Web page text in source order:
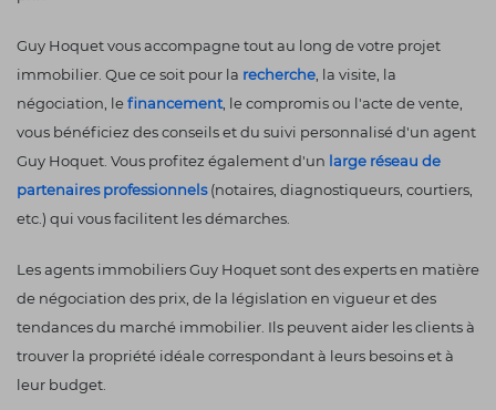
Guy Hoquet vous accompagne tout au long de votre projet
immobilier. Que ce soit pour la recherche , la visite, la
négociation, lefinancement , le compromis ou l'acte de vente,
vous bénéficiez des conseils et du suivi personnalisé d'un agent
Guy Hoquet. Vous profitez également d'un large réseau de
partenaires professionnels(notaires, diagnostiqueurs, courtiers,
etc.) qui vous facilitent les démarches.
Les agents immobiliers Guy Hoquet sont des experts en matière
de négociation des prix, de la législation en vigueur et des
tendances du marché immobilier. Ils peuvent aider les clients à
trouver la propriété idéale correspondant à leurs besoins et à
leur budget.